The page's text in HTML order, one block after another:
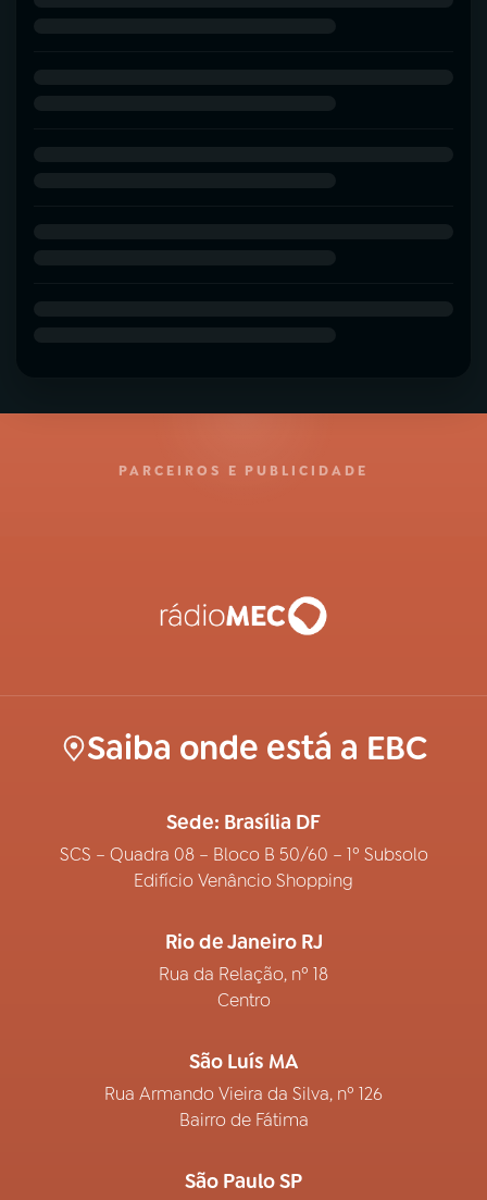
PARCEIROS E PUBLICIDADE
Saiba onde está a EBC
Sede: Brasília DF
SCS – Quadra 08 – Bloco B 50/60 – 1º Subsolo
Edifício Venâncio Shopping
Rio de Janeiro RJ
Rua da Relação, nº 18
Centro
São Luís MA
Rua Armando Vieira da Silva, nº 126
Bairro de Fátima
São Paulo SP